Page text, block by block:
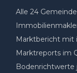
Alle 24
Marktbericht mit
Marktreports im
Bodenrichtwerte